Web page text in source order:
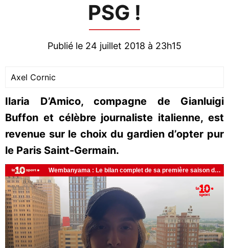
PSG !
Publié le 24 juillet 2018 à 23h15
Axel Cornic
Ilaria D’Amico, compagne de Gianluigi
Buffon et célèbre journaliste italienne, est
revenue sur le choix du gardien d’opter pur
le Paris Saint-Germain.